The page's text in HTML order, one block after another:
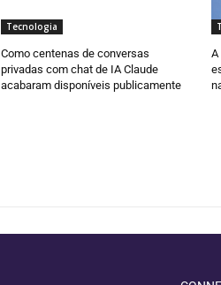
Tecnologia
Como centenas de conversas
privadas com chat de IA Claude
acabaram disponíveis publicamente